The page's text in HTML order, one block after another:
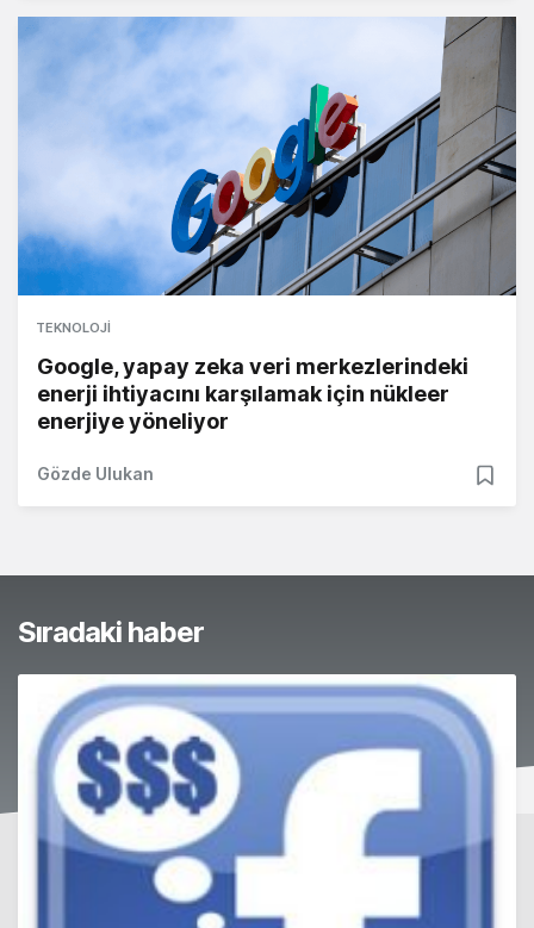
TEKNOLOJI
Google, yapay zeka veri merkezlerindeki
enerji ihtiyacını karşılamak için nükleer
enerjiye yöneliyor
Gözde Ulukan
Sıradaki haber